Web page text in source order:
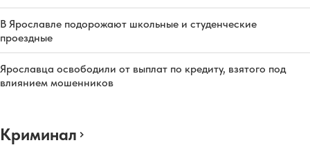
В Ярославле подорожают школьные и студенческие
проездные
Ярославца освободили от выплат по кредиту, взятого под
влиянием мошенников
Криминал